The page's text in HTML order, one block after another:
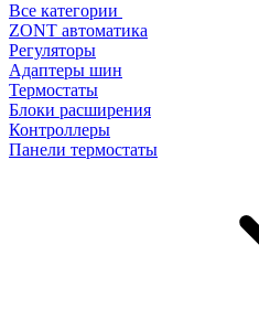
Все категории
ZONT автоматика
Регуляторы
Адаптеры шин
Термостаты
Блоки расширения
Контроллеры
Панели термостаты